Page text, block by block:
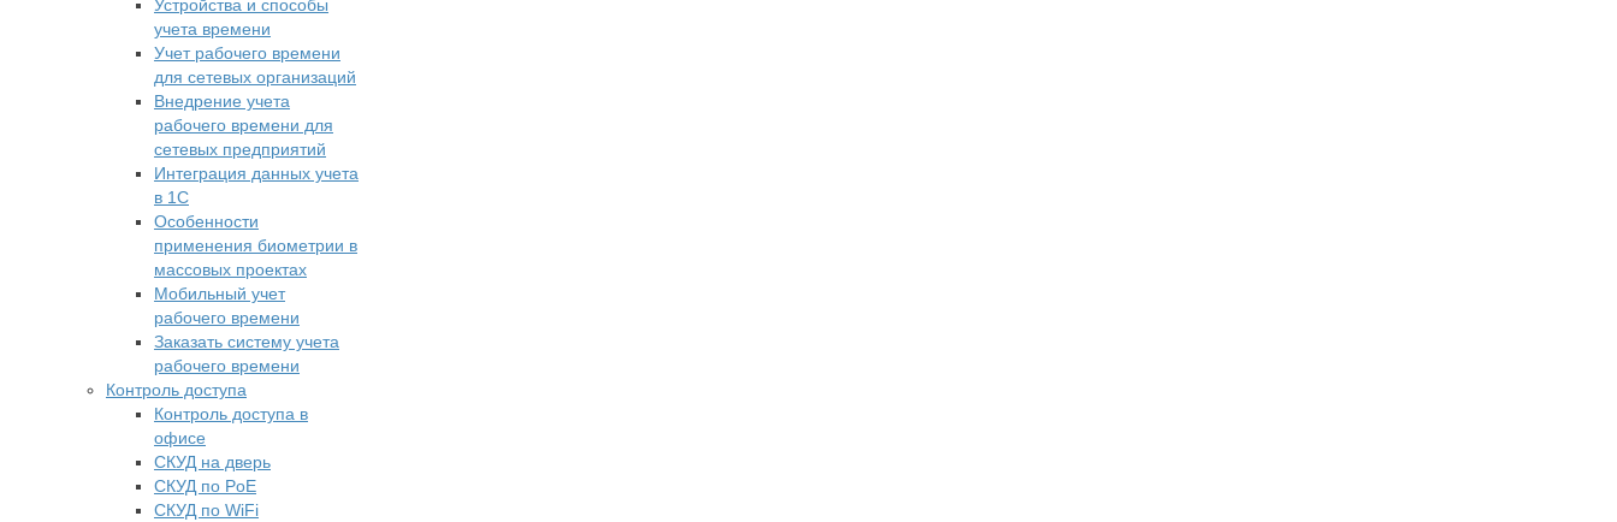
Устройства и способы
учета времени
Учет рабочего времени
для сетевых организаций
Внедрение учета
рабочего времени для
сетевых предприятий
Интеграция данных учета
в 1С
Особенности
применения биометрии в
массовых проектах
Мобильный учет
рабочего времени
Заказать систему учета
рабочего времени
Контроль доступа
Контроль доступа в
офисе
СКУД на дверь
СКУД по PoE
СКУД по WiFi